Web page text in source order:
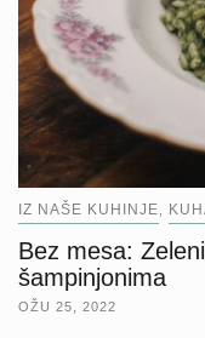
IZ NAŠE KUHINJE
Bez mesa:
šampinjonima
OŽU 25, 2022